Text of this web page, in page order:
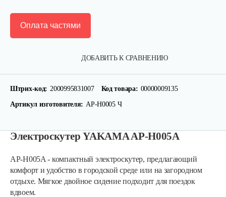
ДОБАВИТЬ К СРАВНЕНИЮ
Оплата частями
Штрих-код: 2000995831007 Код товара: 00000009135
Артикул изготовителя: АР-Н0005 Ч
Электроскутер YAKAMA AP-H005A
AP-H005A - компактный электроскутер, предлагающий
комфорт и удобство в городской среде или на загородном
отдыхе. Мягкое двойное сидение подходит для поездок
вдвоем.